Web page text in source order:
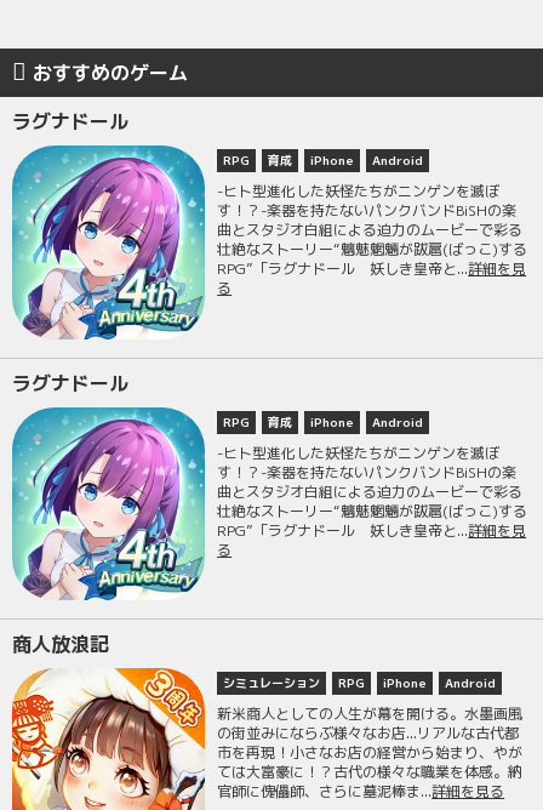
おすすめのゲーム
ラグナドール
RPG 育成 iPhone Android
-ヒト型進化した妖怪たちがニンゲンを滅ぼ
す！？-楽器を持たないパンクバンドBiSHの楽
曲とスタジオ白組による迫力のムービーで彩る
壮絶なストーリー“魑魅魍魎が跋扈(ばっこ)する
RPG”「ラグナドール 妖しき皇帝と...詳細を見
る
ラグナドール
RPG 育成 iPhone Android
-ヒト型進化した妖怪たちがニンゲンを滅ぼ
す！？-楽器を持たないパンクバンドBiSHの楽
曲とスタジオ白組による迫力のムービーで彩る
壮絶なストーリー“魑魅魍魎が跋扈(ばっこ)する
RPG”「ラグナドール 妖しき皇帝と...詳細を見
る
商人放浪記
シミュレーション RPG iPhone Android
新米商人としての人生が幕を開ける。水墨画風
の街並みにならぶ様々なお店...リアルな古代都
市を再現！小さなお店の経営から始まり、やが
ては大富豪に！？古代の様々な職業を体感。納
官師に傀儡師、さらに墓泥棒ま...詳細を見る